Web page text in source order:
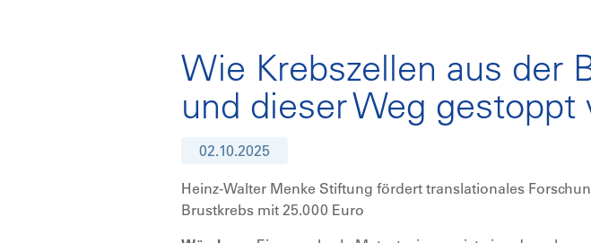
Wie Krebszellen aus der
und dieser Weg gestoppt
02.10.2025
Heinz-Walter Menke Stiftung fördert translationales
Brustkrebs mit 25.000 Euro